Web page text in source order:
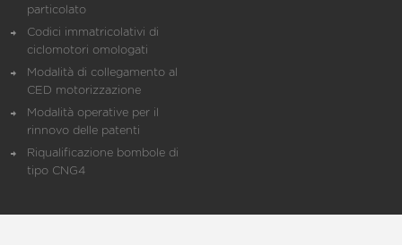
particolato
Codici immatricolativi di
ciclomotori omologati
Modalità di collegamento al
CED motorizzazione
Modalità operative per il
rinnovo delle patenti
Riqualificazione bombole di
tipo CNG4